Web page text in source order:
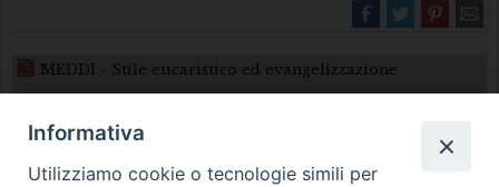
MEDDI - Stile eucaristico ed evangelizzazione
Informativa
Utilizziamo cookie o tecnologie simili per